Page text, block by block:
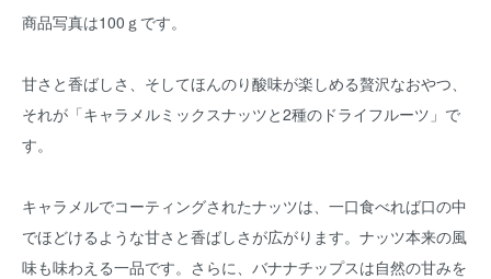
商品写真は100ｇです。
甘さと香ばしさ、そしてほんのり酸味が楽しめる贅沢なおやつ、
それが「キャラメルミックスナッツと2種のドライフルーツ」で
す。
キャラメルでコーティングされたナッツは、一口食べれば口の中
でほどけるような甘さと香ばしさが広がります。ナッツ本来の風
味も味わえる一品です。さらに、バナナチップスは自然の甘みを